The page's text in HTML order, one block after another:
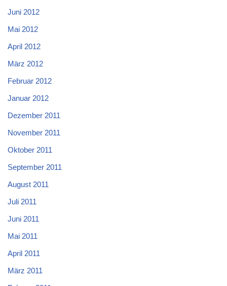
Juni 2012
Mai 2012
April 2012
März 2012
Februar 2012
Januar 2012
Dezember 2011
November 2011
Oktober 2011
September 2011
August 2011
Juli 2011
Juni 2011
Mai 2011
April 2011
März 2011